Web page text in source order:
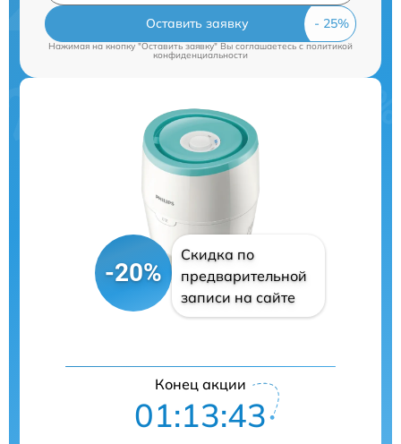
Оставить заявку
Нажимая на кнопку "Оставить заявку" Вы соглашаетесь c политикой
конфиденциальности
-20%
Скидка по
предварительной
записи на сайте
Конец акции
01:13:42